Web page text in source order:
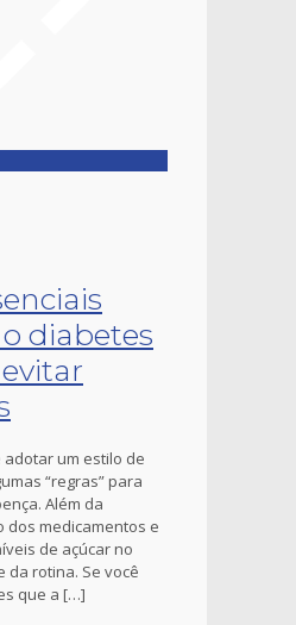
diabetes
um estilo de
“regras” para
Além da
dos medicamentos e
de açúcar no
da rotina. Se você
que a […]